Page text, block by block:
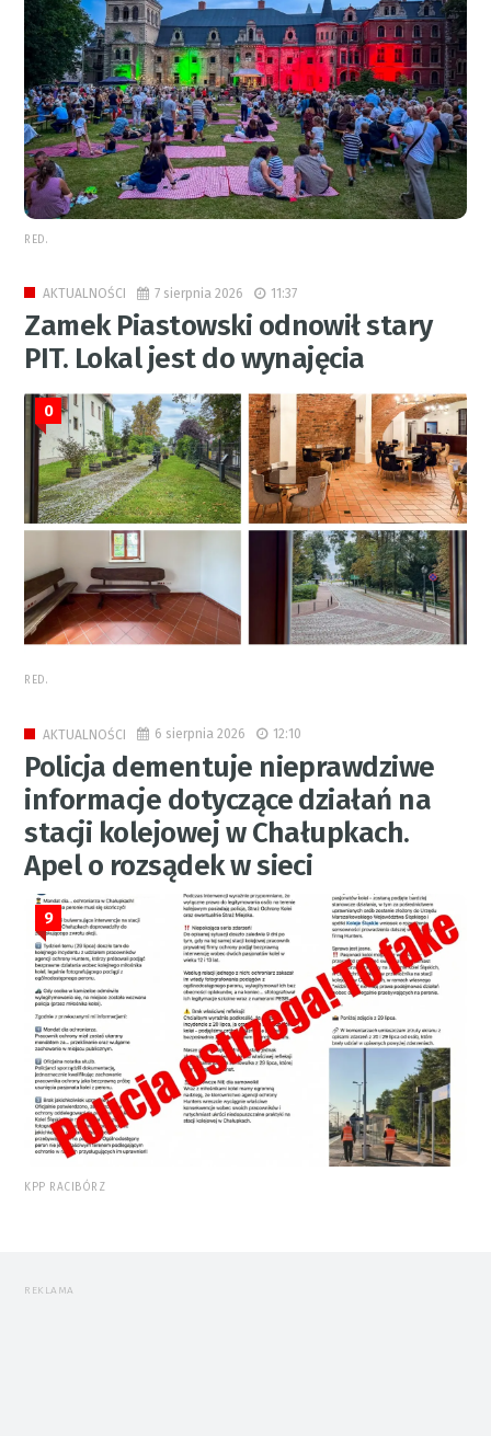
RED.
AKTUALNOŚCI 7 sierpnia 2026 11:37
Zamek Piastowski odnowił stary
PIT. Lokal jest do wynajęcia
0
RED.
AKTUALNOŚCI 6 sierpnia 2026 12:10
Policja dementuje nieprawdziwe
informacje dotyczące działań na
stacji kolejowej w Chałupkach.
Apel o rozsądek w sieci
9
KPP RACIBÓRZ
REKLAMA